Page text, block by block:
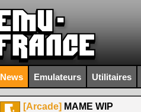
News Emulateurs Utilitaires
[Arcade] MAME WIP